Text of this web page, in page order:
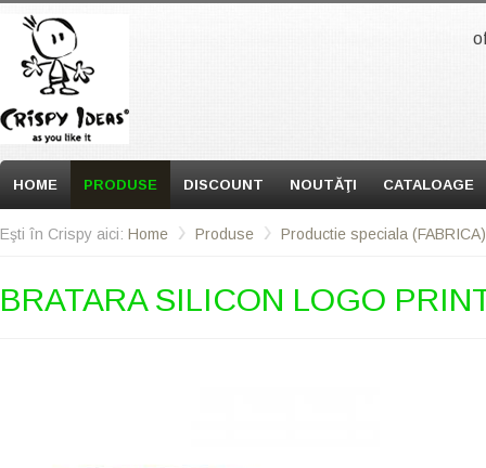
HOME PRODUSE DISCOUNT NOUTĂŢI CATALOAGE
Eşti în Crispy aici: Home Produse Productie speciala (FABRICA)
BRATARA SILICON LOGO